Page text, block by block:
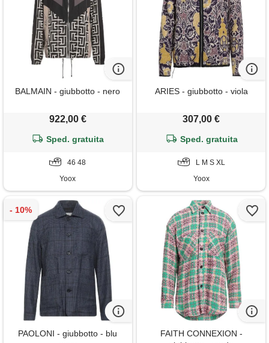
BALMAIN - giubbotto - nero
922,00 €
Sped. gratuita
46 48
Yoox
ARIES - giubbotto - viola
307,00 €
Sped. gratuita
L M S XL
Yoox
PAOLONI - giubbotto - blu
FAITH CONNEXION -